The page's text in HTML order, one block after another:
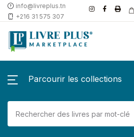
info@livreplus.tn
+216 31 575 307
Parcourir les collections